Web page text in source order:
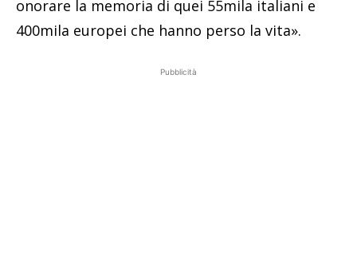
onorare la memoria di quei 55mila italiani e
400mila europei che hanno perso la vita».
Pubblicità